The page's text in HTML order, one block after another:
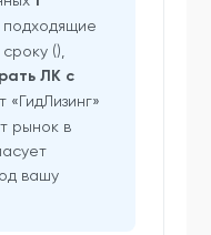
(),
ЛК с
«ГидЛизинг»
рынок в
вашу